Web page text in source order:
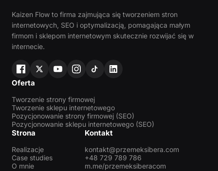
Kaizen Flow to firma zajmująca się tworzeniem stron
internetowych, SEO i optymalizacją, pomagająca małym
firmom i sklepom internetowym skutecznie rozwijać się w
internecie.
Oferta
Tworzenie strony firmowej
Tworzenie sklepu internetowego
Pozycjonowanie strony firmowej (SEO)
Pozycjonowanie sklepu internetowego (SEO)
Strona
Realizacje
Case studies
O mnie
Kontakt
kontakt@przemeksibera.com
+48 729 789 786
m.me/przemeksiberacom